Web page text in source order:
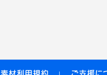
素材利用規約 ご支援に